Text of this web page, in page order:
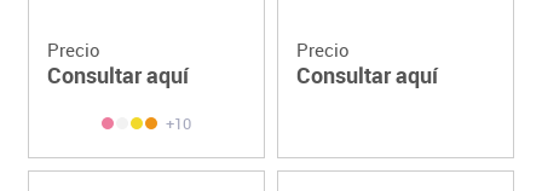
Precio
Consultar aquí
+10
Precio
Consultar aquí